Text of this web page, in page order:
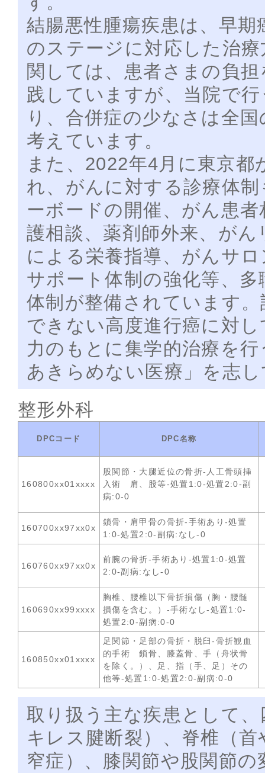
結腸悪性腫瘍疾患は、早
のステージに対応した治
関しては、患者さまの負
践していますが、当院で
り、合併症の少なさは全
考えています。
また、2022年4月に東京
れ、がんに対する診療体
ーボードの開催、がん患
護相談、薬剤師外来、が
による栄養指導、がんサ
サポート体制の強化等、
体制が整備されています
できない高度進行癌に対
力のもとに集学的治療を
あきらめない医療」を志
整形外科
DPCコード DPC名称
160800xx01xxxx
股関節・大腿近位の骨折-人工骨頭挿
入術 肩、股等-処置1:0-処置2:0-副
病:0-0
160700xx97xx0x
鎖骨・肩甲骨の骨折-手術あり-処置
1:0-処置2:0-副病:なし-0
160760xx97xx0x
前腕の骨折-手術あり-処置1:0-処置
2:0-副病:なし-0
160690xx99xxxx
胸椎、腰椎以下骨折損傷（胸・腰髄
損傷を含む。）-手術なし-処置1:0-
処置2:0-副病:0-0
160850xx01xxxx
足関節・足部の骨折・脱臼-骨折観血
的手術 鎖骨、膝蓋骨、手（舟状骨
を除く。）、足、指（手、足）その
他等-処置1:0-処置2:0-副病:0-0
取り扱う主な疾患として
キレス腱断裂）、脊椎（
窄症）、膝関節や股関節